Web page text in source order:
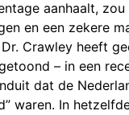
aanhaalt,
en een zekere
Crawley heeft
– in een
dat de
waren. In